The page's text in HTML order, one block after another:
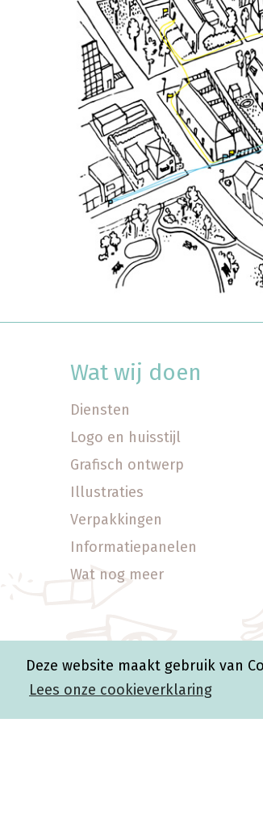
Deze website maakt gebruik van
Lees onze cookieverklaring
Wat wij doen
Diensten
Logo en huisstijl
Grafisch ontwerp
Illustraties
Verpakkingen
Informatiepanelen
Wat nog meer